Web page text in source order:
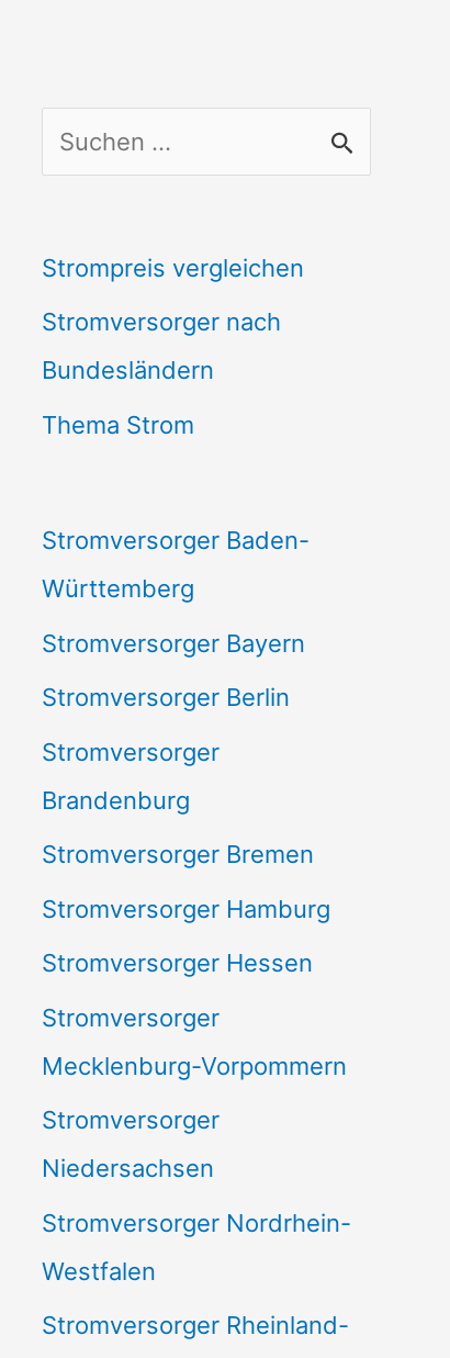
u
h
e
n
n
Strompreis vergleichen
Stromversorger nach
Bundesländern
Thema Strom
Stromversorger Baden-
Württemberg
Stromversorger Bayern
Stromversorger Berlin
Stromversorger
Brandenburg
Stromversorger Bremen
Stromversorger Hamburg
Stromversorger Hessen
Stromversorger
Mecklenburg-Vorpommern
Stromversorger
Niedersachsen
Stromversorger Nordrhein-
Westfalen
Stromversorger Rheinland-